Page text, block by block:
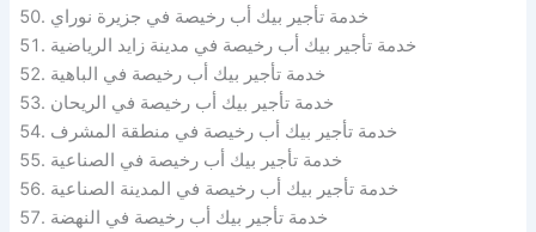
خدمة تأجير بيك أب رخيصة في جزيرة نوراي
خدمة تأجير بيك أب رخيصة في مدينة زايد الرياضية
خدمة تأجير بيك أب رخيصة في الباهية
خدمة تأجير بيك أب رخيصة في الريحان
خدمة تأجير بيك أب رخيصة في منطقة المشرف
خدمة تأجير بيك أب رخيصة في الصناعية
خدمة تأجير بيك أب رخيصة في المدينة الصناعية
خدمة تأجير بيك أب رخيصة في النهضة